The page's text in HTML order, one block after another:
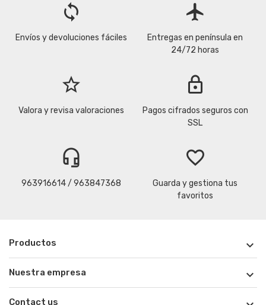
loop
Envíos y devoluciones fáciles
flight
Entregas en península en
24/72 horas
star_border
Valora y revisa valoraciones
lock
Pagos cifrados seguros con
SSL
headset_mic
963916614 / 963847368
favorite_border
Guarda y gestiona tus
favoritos
Productos 
Nuestra empresa 
Contact us